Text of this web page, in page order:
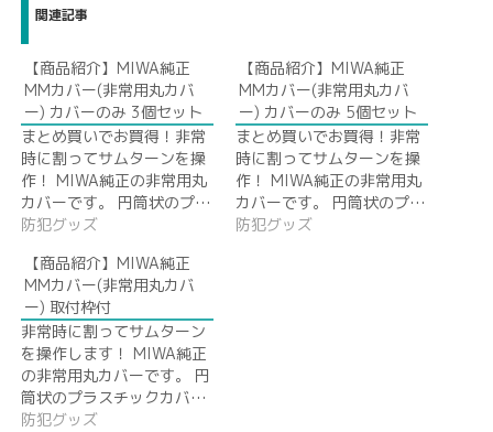
関連記事
【商品紹介】MIWA純正
MMカバー(非常用丸カバ
ー) カバーのみ 3個セット
まとめ買いでお買得！非常
時に割ってサムターンを操
作！ MIWA純正の非常用丸
カバーです。 円筒状のプ…
防犯グッズ
【商品紹介】MIWA純正
MMカバー(非常用丸カバ
ー) カバーのみ 5個セット
まとめ買いでお買得！非常
時に割ってサムターンを操
作！ MIWA純正の非常用丸
カバーです。 円筒状のプ…
防犯グッズ
【商品紹介】MIWA純正
MMカバー(非常用丸カバ
ー) 取付枠付
非常時に割ってサムターン
を操作します！ MIWA純正
の非常用丸カバーです。 円
筒状のプラスチックカバ…
防犯グッズ